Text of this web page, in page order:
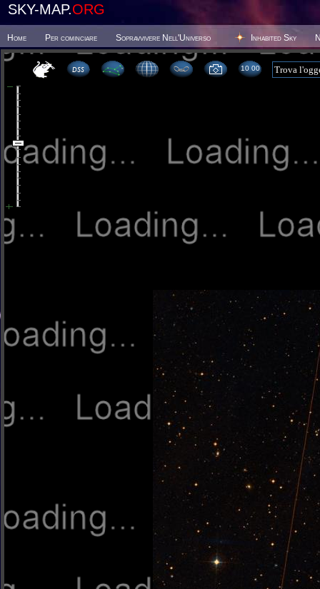
SKY-MAP.ORG
Home Per cominciare Sopravvivere Nell'Universo Inhabited Sky
10:00